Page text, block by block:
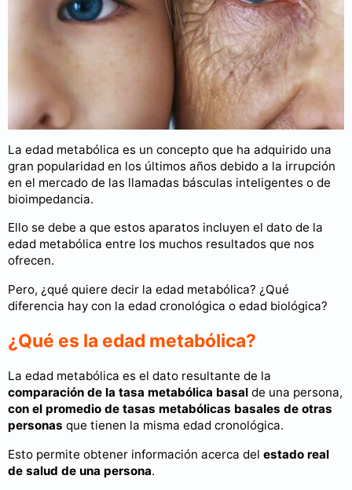
La edad metabólica es un concepto que ha adquirido una
gran popularidad en los últimos años debido a la irrupción
en el mercado de las llamadas básculas inteligentes o de
bioimpedancia.
Ello se debe a que estos aparatos incluyen el dato de la
edad metabólica entre los muchos resultados que nos
ofrecen.
Pero, ¿qué quiere decir la edad metabólica? ¿Qué
diferencia hay con la edad cronológica o edad biológica?
¿Qué es la edad metabólica?
La edad metabólica es el dato resultante de la
comparación de la tasa metabólica basal de una persona,
con el promedio de tasas metabólicas basales de otras
personas que tienen la misma edad cronológica.
Esto permite obtener información acerca del estado real
de salud de una persona.